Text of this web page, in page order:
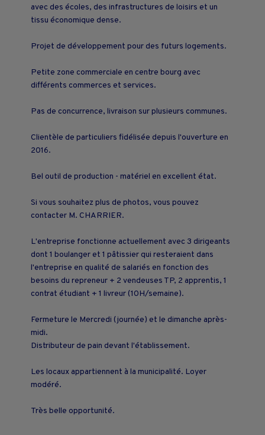
avec des écoles, des infrastructures de loisirs et un
tissu économique dense.
Projet de développement pour des futurs logements.
Petite zone commerciale en centre bourg avec
différents commerces et services.
Pas de concurrence, livraison sur plusieurs communes.
Clientèle de particuliers fidélisée depuis l'ouverture en
2016.
Bel outil de production - matériel en excellent état.
Si vous souhaitez plus de photos, vous pouvez
contacter M. CHARRIER.
L'entreprise fonctionne actuellement avec 3 dirigeants
dont 1 boulanger et 1 pâtissier qui resteraient dans
l'entreprise en qualité de salariés en fonction des
besoins du repreneur + 2 vendeuses TP, 2 apprentis, 1
contrat étudiant + 1 livreur (10H/semaine).
Fermeture le Mercredi (journée) et le dimanche après-
midi.
Distributeur de pain devant l'établissement.
Les locaux appartiennent à la municipalité. Loyer
modéré.
Très belle opportunité.